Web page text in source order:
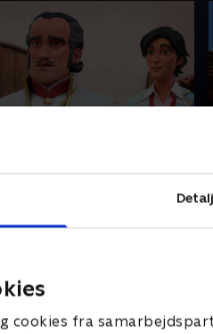
cookies fra
kæmper for retfærdighed
og svært bevæbnede